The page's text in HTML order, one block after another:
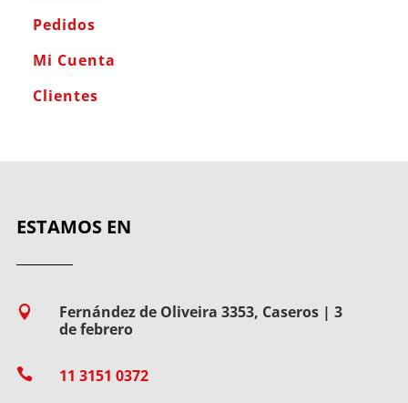
Pedidos
Mi Cuenta
Clientes
ESTAMOS EN

Fernández de Oliveira 3353, Caseros | 3
de febrero
 11 3151 0372